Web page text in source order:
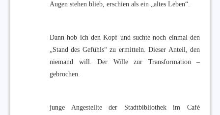
Augen stehen blieb, erschien als ein „altes Leben“.
Dann hob ich den Kopf und suchte noch einmal den
„Stand des Gefühls“ zu ermitteln. Dieser Anteil, den
niemand will. Der Wille zur Transformation –
gebrochen.
junge Angestellte der Stadtbibliothek im Café